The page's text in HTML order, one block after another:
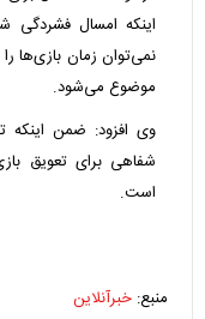
اینکه امسال فشردگی
نمی‌توان زمان بازی‌ها
موضوع می‌شود.
وی افزود: ضمن اینکه
شفاهی برای تعویق
است.
منبع: خبرآنلاین